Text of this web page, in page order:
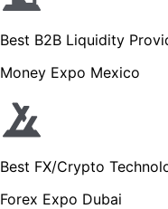
Best B2B Liquidity
Money Expo Mexico
Best FX/Crypto
Forex Expo Dubai